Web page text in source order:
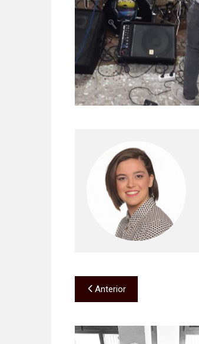
Navegación
de
entradas
Anterior